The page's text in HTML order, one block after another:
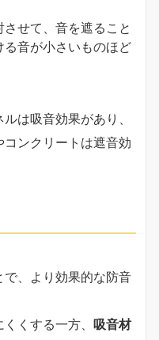
させて、音を遮ること
る音が小さいものほど
は吸音効果があり、
ンクリートは遮音効
、より効果的な防音
くする一方、
吸音材